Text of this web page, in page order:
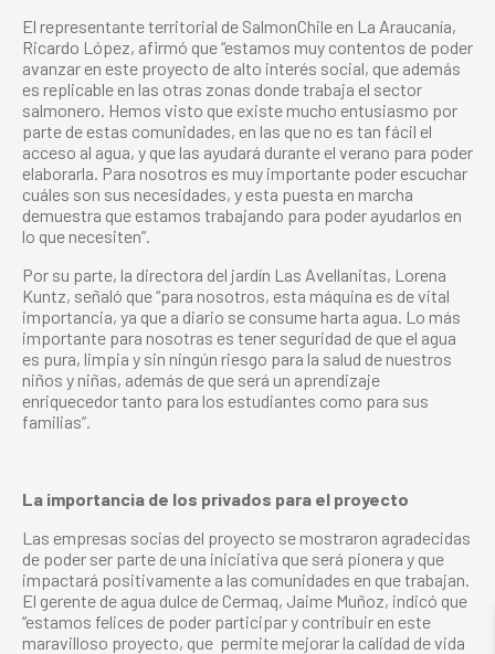
El representante territorial de SalmonChile en La Araucanía,
Ricardo López, afirmó que “estamos muy contentos de poder
avanzar en este proyecto de alto interés social, que además
es replicable en las otras zonas donde trabaja el sector
salmonero. Hemos visto que existe mucho entusiasmo por
parte de estas comunidades, en las que no es tan fácil el
acceso al agua, y que las ayudará durante el verano para poder
elaborarla. Para nosotros es muy importante poder escuchar
cuáles son sus necesidades, y esta puesta en marcha
demuestra que estamos trabajando para poder ayudarlos en
lo que necesiten”.
Por su parte, la directora del jardín Las Avellanitas, Lorena
Kuntz, señaló que “para nosotros, esta máquina es de vital
importancia, ya que a diario se consume harta agua. Lo más
importante para nosotras es tener seguridad de que el agua
es pura, limpia y sin ningún riesgo para la salud de nuestros
niños y niñas, además de que será un aprendizaje
enriquecedor tanto para los estudiantes como para sus
familias”.
La importancia de los privados para el proyecto
Las empresas socias del proyecto se mostraron agradecidas
de poder ser parte de una iniciativa que será pionera y que
impactará positivamente a las comunidades en que trabajan.
El gerente de agua dulce de Cermaq, Jaime Muñoz, indicó que
“estamos felices de poder participar y contribuir en este
maravilloso proyecto, que permite mejorar la calidad de vida